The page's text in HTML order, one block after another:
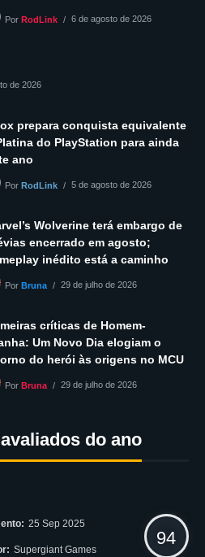
PorRodLink 6 de agosto de 2026
de 2026
prepara conquista equivalente
do PlayStation para ainda
ano
PorRodLink 5 de agosto de 2026
Wolverine terá embargo de
encerrado em agosto;
inédito está a caminho
PorBruna 29 de julho de 2026
críticas de Homem-
Um Novo Dia elogiam o
do herói às origens no MCU
PorBruna 29 de julho de 2026
do ano
25 Sep 2025
Supergiant Games
94